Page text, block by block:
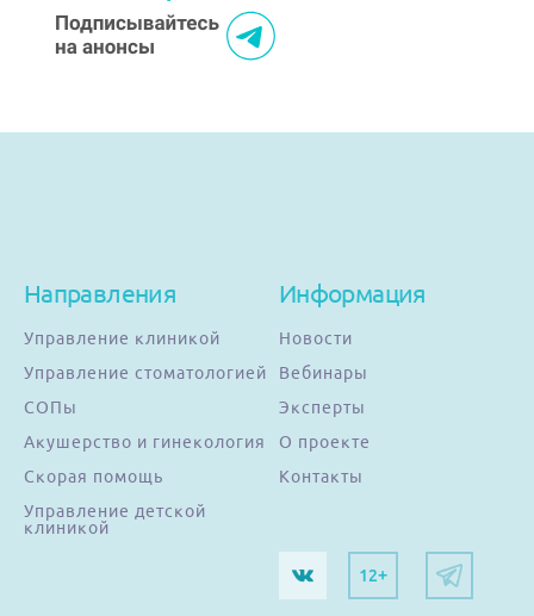
Направления
Управление клиникой
Управление стоматологией
СОПы
Акушерство и гинекология
Скорая помощь
Управление детской
клиникой
Информация
Новости
Вебинары
Эксперты
О проекте
Контакты
12+